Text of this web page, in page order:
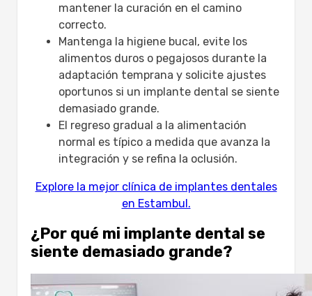
mantener la curación en el camino
correcto.
Mantenga la higiene bucal, evite los
alimentos duros o pegajosos durante la
adaptación temprana y solicite ajustes
oportunos si un implante dental se siente
demasiado grande.
El regreso gradual a la alimentación
normal es típico a medida que avanza la
integración y se refina la oclusión.
Explore la mejor clínica de implantes dentales
en Estambul.
¿Por qué mi implante dental se
siente demasiado grande?